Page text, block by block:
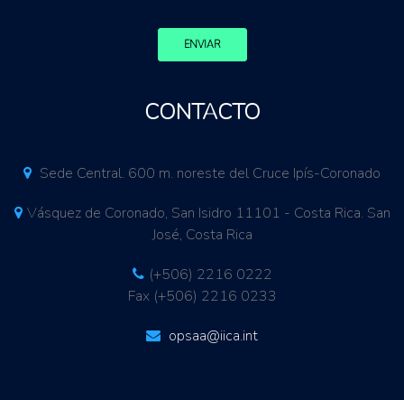
ENVIAR
CONTACTO
Sede Central. 600 m. noreste del Cruce Ipís-Coronado
Vásquez de Coronado, San Isidro 11101 - Costa Rica. San
José, Costa Rica
(+506) 2216 0222
Fax (+506) 2216 0233
opsaa@iica.int